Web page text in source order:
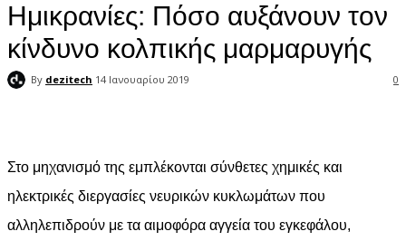
Ημικρανίες: Πόσο αυξάνουν τον
κίνδυνο κολπικής μαρμαρυγής
By dezitech 14 Ιανουαρίου 2019 0
Στο μηχανισμό της εμπλέκονται σύνθετες χημικές και
ηλεκτρικές διεργασίες νευρικών κυκλωμάτων που
αλληλεπιδρούν με τα αιμοφόρα αγγεία του εγκεφάλου,